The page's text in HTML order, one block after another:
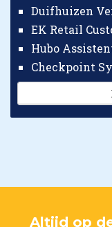
Duifhuizen
EK Retail
Hubo
Altijd op